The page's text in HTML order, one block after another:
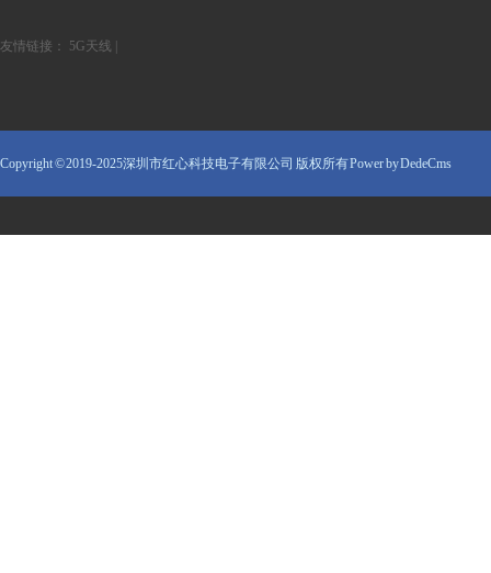
友情链接： 5G天线
Copyright © 2019-2025深圳市红心科技电子有限公司 版权所有Power by DedeCms